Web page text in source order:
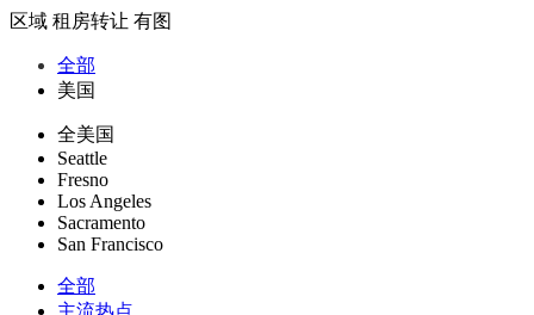
区域 租房转让 有图
全部
美国
全美国
Seattle
Fresno
Los Angeles
Sacramento
San Francisco
全部
主流热点